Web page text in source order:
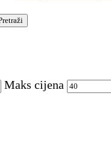
Maks cijena